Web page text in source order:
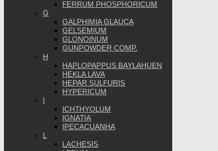
FERRUM PHOSPHORICUM
G
GALPHIMIA GLAUCA
GELSEMIUM
GLONOINUM
GUNPOWDER COMP.
H
HAPLOPAPPUS BAYLAHUEN
HEKLA LAVA
HEPAR SULFURIS
HYPERICUM
I
ICHTHYOLUM
IGNATIA
IPECACUANHA
L
LACHESIS